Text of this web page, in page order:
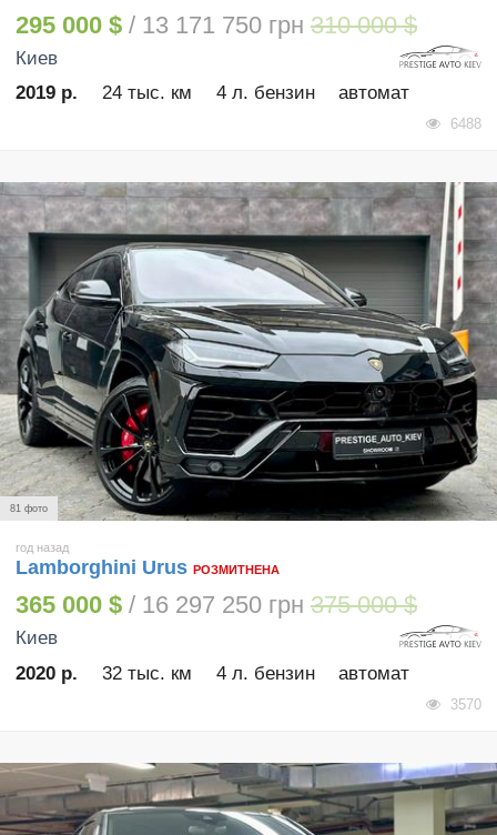
295 000 $ / 13 171 750 грн 310 000 $
Киев
2019 р.
24 тыс. км 4 л. бензин автомат
6488
81 фото
год назад
Lamborghini Urus РОЗМИТНЕНА
365 000 $ / 16 297 250 грн 375 000 $
Киев
2020 р.
32 тыс. км 4 л. бензин автомат
3570